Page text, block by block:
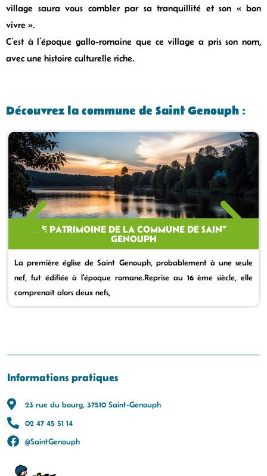
village saura vous combler par sa tranquillité et son « bon
vivre ».
C’est à l’époque gallo-romaine que ce village a pris son nom,
avec une histoire culturelle riche.
Découvrez la commune de Saint Genouph :
LE PATRIMOINE DE LA COMMUNE DE SAINT-
GENOUPH
La première église de Saint Genouph, probablement à une seule
nef, fut édifiée à l'époque romane.Reprise au 16 ème siècle, elle
comprenait alors deux nefs,
Informations pratiques
23 rue du bourg, 37510 Saint-Genouph
02 47 45 51 14
@SaintGenouph